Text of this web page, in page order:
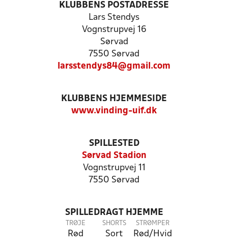
KLUBBENS POSTADRESSE
Lars Stendys
Vognstrupvej 16
Sørvad
7550 Sørvad
larsstendys84@gmail.com
KLUBBENS HJEMMESIDE
www.vinding-uif.dk
SPILLESTED
Sørvad Stadion
Vognstrupvej 11
7550 Sørvad
SPILLEDRAGT HJEMME
TRØJE
Rød
SHORTS
Sort
STRØMPER
Rød/Hvid